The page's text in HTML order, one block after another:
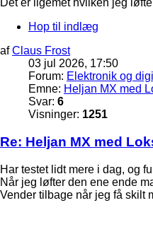
Det er ligemet hvilken jeg
Hop til indlæg
afClaus Frost
03 jul 2026, 17:50
Forum: Elektronik og
Emne: Heljan MX med
Svar: 6
Visninger: 1251
Re: Heljan MX med
Har testet lidt mere i dag, og
Når jeg løfter den ene ende
Vender tilbage når jeg få skilt